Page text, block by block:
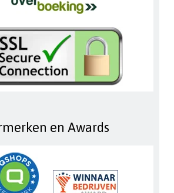
en Awards